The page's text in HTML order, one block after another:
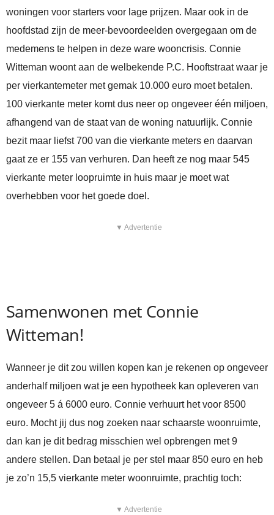
woningen voor starters voor lage prijzen. Maar ook in de
hoofdstad zijn de meer-bevoordeelden overgegaan om de
medemens te helpen in deze ware wooncrisis. Connie
Witteman woont aan de welbekende P.C. Hooftstraat waar je
per vierkantemeter met gemak 10.000 euro moet betalen.
100 vierkante meter komt dus neer op ongeveer één miljoen,
afhangend van de staat van de woning natuurlijk. Connie
bezit maar liefst 700 van die vierkante meters en daarvan
gaat ze er 155 van verhuren. Dan heeft ze nog maar 545
vierkante meter loopruimte in huis maar je moet wat
overhebben voor het goede doel.
▼ Advertentie
Samenwonen met Connie
Witteman!
Wanneer je dit zou willen kopen kan je rekenen op ongeveer
anderhalf miljoen wat je een hypotheek kan opleveren van
ongeveer 5 á 6000 euro. Connie verhuurt het voor 8500
euro. Mocht jij dus nog zoeken naar schaarste woonruimte,
dan kan je dit bedrag misschien wel opbrengen met 9
andere stellen. Dan betaal je per stel maar 850 euro en heb
je zo’n 15,5 vierkante meter woonruimte, prachtig toch:
▼ Advertentie